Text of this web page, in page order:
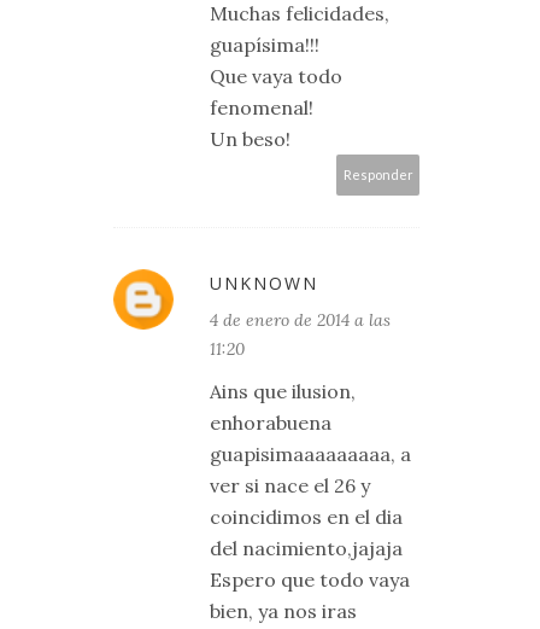
Muchas felicidades,
guapísima!!!
Que vaya todo
fenomenal!
Un beso!
Responder
UNKNOWN
4 de enero de 2014 a las
11:20
Ains que ilusion,
enhorabuena
guapisimaaaaaaaaa, a
ver si nace el 26 y
coincidimos en el dia
del nacimiento,jajaja
Espero que todo vaya
bien, ya nos iras